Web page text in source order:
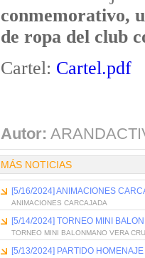
conmemorativo,
de ropa del club
Cartel: Cartel.pdf
Autor:
MÁS NOTICIAS
[5/16/2024] ANIMACIONES
ANIMACIONES CARCAJADA
[5/14/2024] TORNEO MINI
TORNEO MINI BALONMANO VERA
[5/13/2024] PARTIDO